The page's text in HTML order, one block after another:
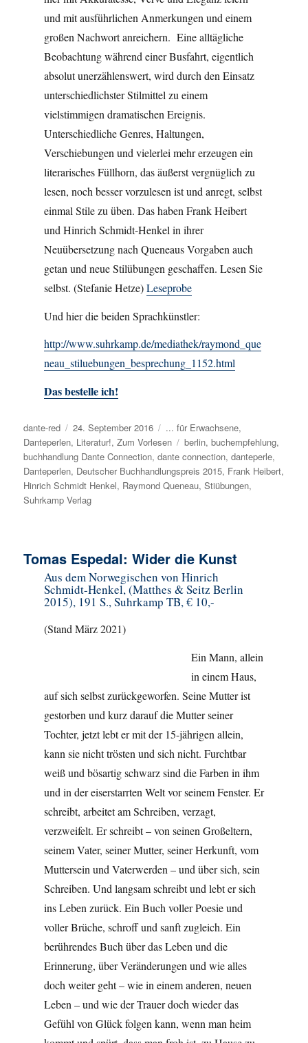
und mit ausführlichen Anmerkungen und einem
großen Nachwort anreichern. Eine alltägliche
Beobachtung während einer Busfahrt, eigentlich
absolut unerzählenswert, wird durch den Einsatz
unterschiedlichster Stilmittel zu einem
vielstimmigen dramatischen Ereignis.
Unterschiedliche Genres, Haltungen,
Verschiebungen und vielerlei mehr erzeugen ein
literarisches Füllhorn, das äußerst vergnüglich zu
lesen, noch besser vorzulesen ist und anregt, selbst
einmal Stile zu üben. Das haben Frank Heibert
und Hinrich Schmidt-Henkel in ihrer
Neuübersetzung nach Queneaus Vorgaben auch
getan und neue Stilübungen geschaffen. Lesen Sie
selbst. (Stefanie Hetze)Leseprobe
Und hier die beiden Sprachkünstler:
http://www.suhrkamp.de/mediathek/raymond_que
neau_stiluebungen_besprechung_1152.html
Das bestelle ich!
Autor
dante-red
Veröffentlicht
am
24. September 2016 Kategorien
... für Erwachsene,
Danteperlen, Literatur!,Zum Vorlesen Schlagwörter
berlin,buchempfehlung,
buchhandlung Dante Connection,dante connection,danteperle,
Danteperlen, Deutscher Buchhandlungspreis 2015, Frank Heibert,
Hinrich Schmidt Henkel, Raymond Queneau,Stiübungen,
Suhrkamp Verlag
Tomas Espedal: Wider die Kunst
Aus dem Norwegischen von Hinrich
Schmidt-Henkel, (Matthes & Seitz Berlin
2015), 191 S., Suhrkamp TB, € 10,-
(Stand März 2021)
Ein Mann, allein
in einem Haus,
auf sich selbst zurückgeworfen. Seine Mutter ist
gestorben und kurz darauf die Mutter seiner
Tochter, jetzt lebt er mit der 15-jährigen allein,
kann sie nicht trösten und sich nicht. Furchtbar
weiß und bösartig schwarz sind die Farben in ihm
und in der eiserstarrten Welt vor seinem Fenster. Er
schreibt, arbeitet am Schreiben, verzagt,
verzweifelt. Er schreibt – von seinen Großeltern,
seinem Vater, seiner Mutter, seiner Herkunft, vom
Muttersein und Vaterwerden – und über sich, sein
Schreiben. Und langsam schreibt und lebt er sich
ins Leben zurück. Ein Buch voller Poesie und
voller Brüche, schroff und sanft zugleich. Ein
berührendes Buch über das Leben und die
Erinnerung, über Veränderungen und wie alles
doch weiter geht – wie in einem anderen, neuen
Leben – und wie der Trauer doch wieder das
Gefühl von Glück folgen kann, wenn man heim